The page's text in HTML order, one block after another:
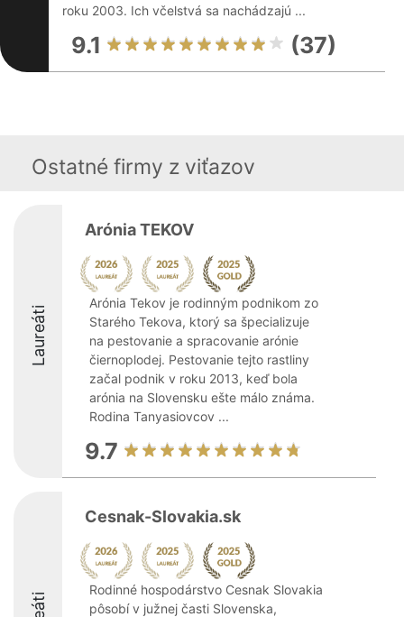
roku 2003. Ich včelstvá sa nachádzajú ...
9.1 (37)
Ostatné firmy z viťazov
Laureáti
Arónia TEKOV
Arónia Tekov je rodinným podnikom zo
Starého Tekova, ktorý sa špecializuje
na pestovanie a spracovanie arónie
čiernoplodej. Pestovanie tejto rastliny
začal podnik v roku 2013, keď bola
arónia na Slovensku ešte málo známa.
Rodina Tanyasiovcov ...
9.7
Cesnak-Slovakia.sk
Rodinné hospodárstvo Cesnak Slovakia
pôsobí v južnej časti Slovenska,